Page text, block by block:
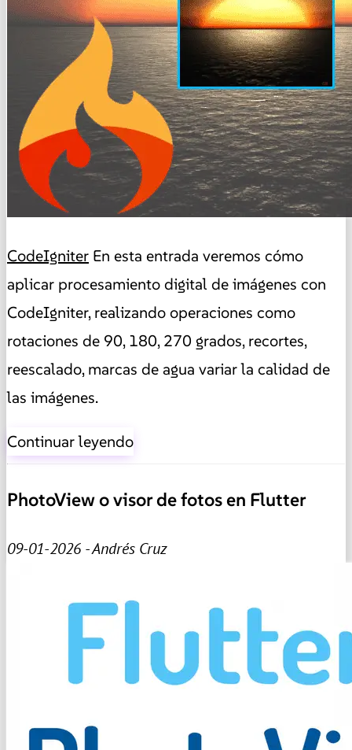
CodeIgniter En esta entrada veremos cómo
aplicar procesamiento digital de imágenes con
CodeIgniter, realizando operaciones como
rotaciones de 90, 180, 270 grados, recortes,
reescalado, marcas de agua variar la calidad de
las imágenes.
Continuar leyendo
PhotoView o visor de fotos en Flutter
09-01-2026 - Andrés Cruz